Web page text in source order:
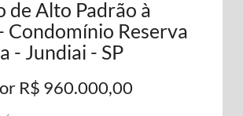
de Alto Padrão à
Condomínio Reserva
- Jundiai - SP
R$ 960.000,00